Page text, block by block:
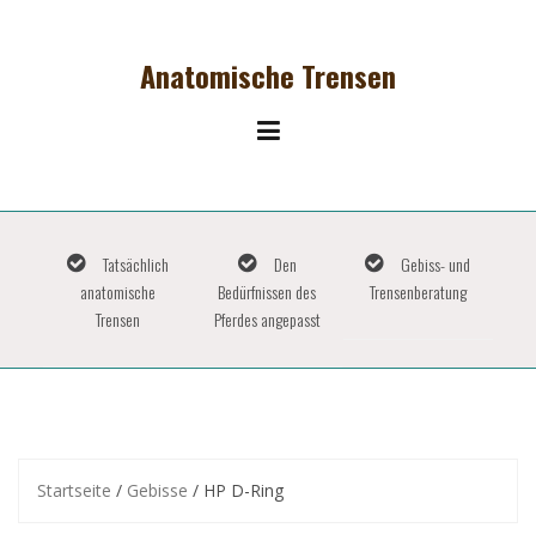
Anatomische Trensen
Tatsächlich
anatomische
Trensen
Den
Bedürfnissen des
Pferdes angepasst
Gebiss- und
Trensenberatung
Startseite / Gebisse / HP D-Ring